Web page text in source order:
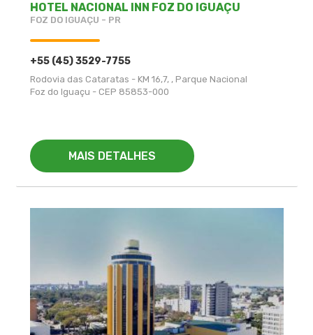
HOTEL NACIONAL INN FOZ DO IGUAÇU
FOZ DO IGUAÇU - PR
+55 (45) 3529-7755
Rodovia das Cataratas - KM 16,7, , Parque Nacional
Foz do Iguaçu - CEP 85853-000
MAIS DETALHES